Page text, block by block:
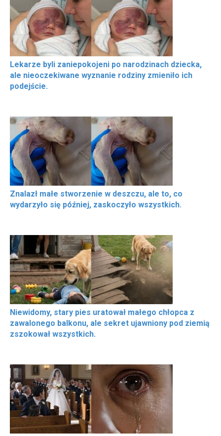
Lekarze byli zaniepokojeni po narodzinach dziecka,
ale nieoczekiwane wyznanie rodziny zmieniło ich
podejście.
Znalazł małe stworzenie w deszczu, ale to, co
wydarzyło się później, zaskoczyło wszystkich.
Niewidomy, stary pies uratował małego chłopca z
zawalonego balkonu, ale sekret ujawniony pod ziemią
zszokował wszystkich.